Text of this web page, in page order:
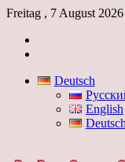
Freitag , 7 August 2026
Deutsch
English
Deutsch